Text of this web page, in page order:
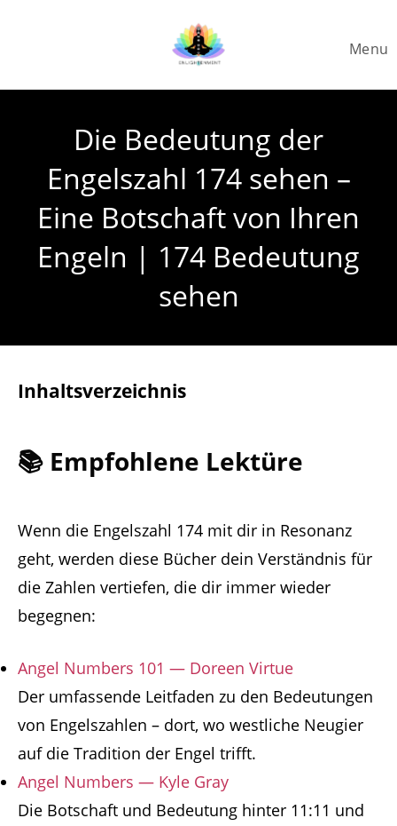
Menu
Die Bedeutung der
Engelszahl 174 sehen –
Eine Botschaft von Ihren
Engeln | 174 Bedeutung
sehen
Inhaltsverzeichnis
📚 Empfohlene Lektüre
Wenn die Engelszahl 174 mit dir in Resonanz
geht, werden diese Bücher dein Verständnis für
die Zahlen vertiefen, die dir immer wieder
begegnen:
Angel Numbers 101 — Doreen Virtue
Der umfassende Leitfaden zu den Bedeutungen
von Engelszahlen – dort, wo westliche Neugier
auf die Tradition der Engel trifft.
Angel Numbers — Kyle Gray
Die Botschaft und Bedeutung hinter 11:11 und